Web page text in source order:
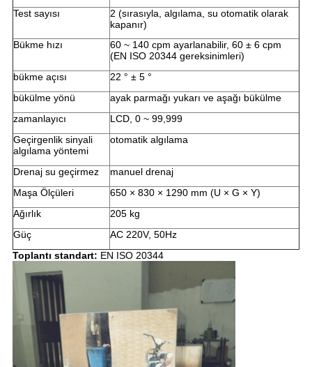
Test sayısı
2 (sırasıyla, algılama, su otomatik olarak
kapanır)
Bükme hızı
60 ~ 140 cpm ayarlanabilir, 60 ± 6 cpm
(EN ISO 20344 gereksinimleri)
bükme açısı
22 ° ± 5 °
bükülme yönü
ayak parmağı yukarı ve aşağı bükülme
zamanlayıcı
LCD, 0 ~ 99,999
Geçirgenlik sinyali
algılama yöntemi
otomatik algılama
Drenaj su geçirmez
manuel drenaj
Maşa Ölçüleri
650 × 830 × 1290 mm (U × G × Y)
Ağırlık
205 kg
Güç
AC 220V, 50Hz
Toplantı standart: EN ISO 20344